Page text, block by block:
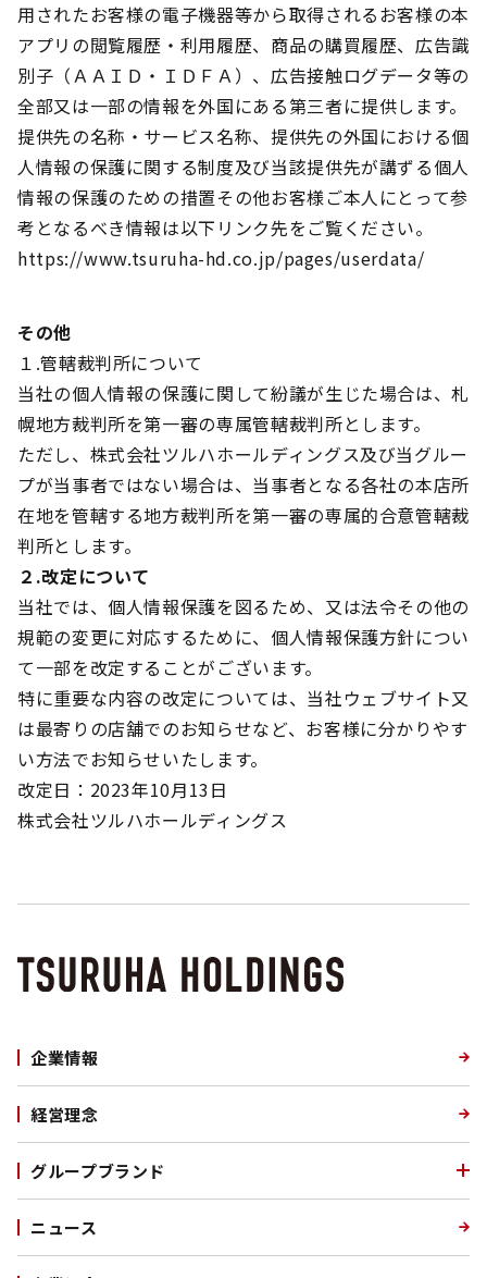
用されたお客様の電子機器等から取得されるお客様の本
アプリの閲覧履歴・利用履歴、商品の購買履歴、広告識
別子（ＡＡＩＤ・ＩＤＦＡ）、広告接触ログデータ等の
全部又は一部の情報を外国にある第三者に提供します。
提供先の名称・サービス名称、提供先の外国における個
人情報の保護に関する制度及び当該提供先が講ずる個人
情報の保護のための措置その他お客様ご本人にとって参
考となるべき情報は以下リンク先をご覧ください。
https://www.tsuruha-hd.co.jp/pages/userdata/
その他
１.管轄裁判所について
当社の個人情報の保護に関して紛議が生じた場合は、札
幌地方裁判所を第一審の専属管轄裁判所とします。
ただし、株式会社ツルハホールディングス及び当グルー
プが当事者ではない場合は、当事者となる各社の本店所
在地を管轄する地方裁判所を第一審の専属的合意管轄裁
判所とします。
２.改定について
当社では、個人情報保護を図るため、又は法令その他の
規範の変更に対応するために、個人情報保護方針につい
て一部を改定することがございます。
特に重要な内容の改定については、当社ウェブサイト又
は最寄りの店舗でのお知らせなど、お客様に分かりやす
い方法でお知らせいたします。
改定日：2023年10月13日
株式会社ツルハホールディングス
企業情報
経営理念
グループブランド
ニュース